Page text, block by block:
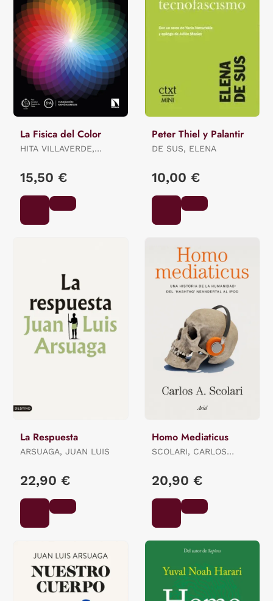
La Fisica del Color
HITA VILLAVERDE,
LUIS MI
15,50 €
Peter Thiel y Palantir
DE SUS, ELENA
10,00 €
La Respuesta
ARSUAGA, JUAN LUIS
22,90 €
Homo Mediaticus
SCOLARI, CARLOS
20,90 €